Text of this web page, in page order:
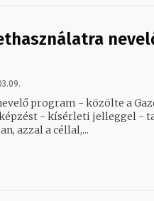
program - közölte a
- kísérleti jelleggel -
azzal a céllal,...